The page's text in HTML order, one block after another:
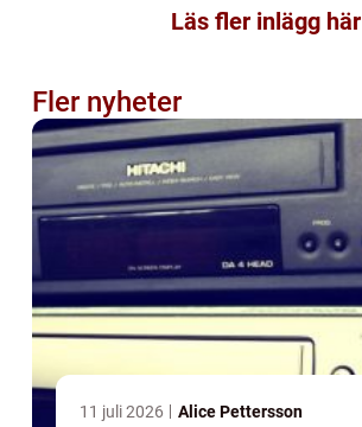
Läs fler inlägg här
Fler nyheter
11 juli 2026 Alice Pettersson